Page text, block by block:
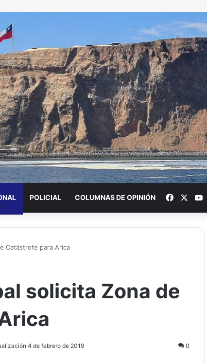
POLICIAL COLUMNAS DE OPINIÓN Facebook
Catástrofe para Arica
solicita Zona de
4 de febrero de 2019 0